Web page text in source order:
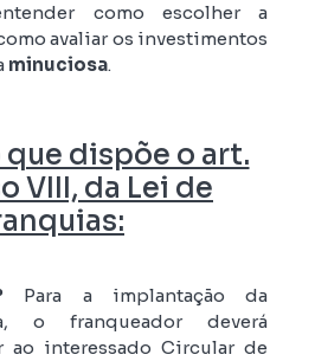
como escolher a
avaliar os investimentos
minuciosa.
que dispõe o art.
VIII, da Lei de
Para a implantação da
o franqueador deverá
ao interessado Circular de